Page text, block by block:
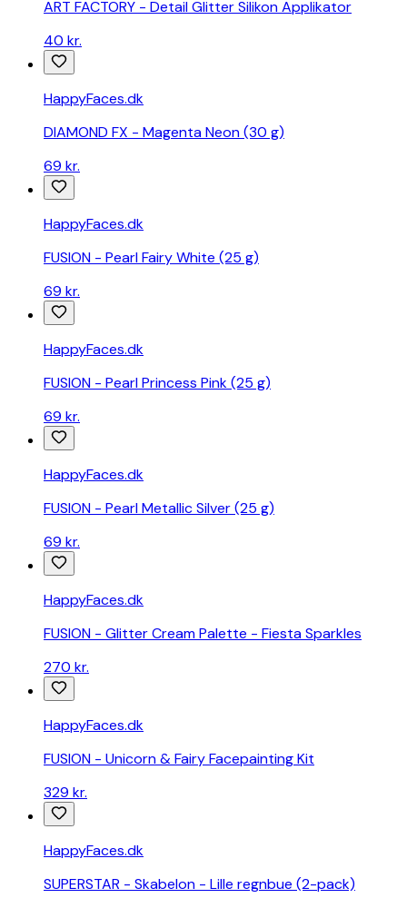
ART FACTORY - Detail Glitter Silikon Applikator
40 kr.
HappyFaces.dk
DIAMOND FX - Magenta Neon (30 g)
69 kr.
HappyFaces.dk
FUSION - Pearl Fairy White (25 g)
69 kr.
HappyFaces.dk
FUSION - Pearl Princess Pink (25 g)
69 kr.
HappyFaces.dk
FUSION - Pearl Metallic Silver (25 g)
69 kr.
HappyFaces.dk
FUSION - Glitter Cream Palette - Fiesta Sparkles
270 kr.
HappyFaces.dk
FUSION - Unicorn & Fairy Facepainting Kit
329 kr.
HappyFaces.dk
SUPERSTAR - Skabelon - Lille regnbue (2-pack)